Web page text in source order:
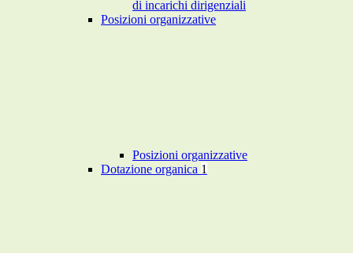
di incarichi dirigenziali
Posizioni organizzative
Posizioni organizzative
Dotazione organica 1